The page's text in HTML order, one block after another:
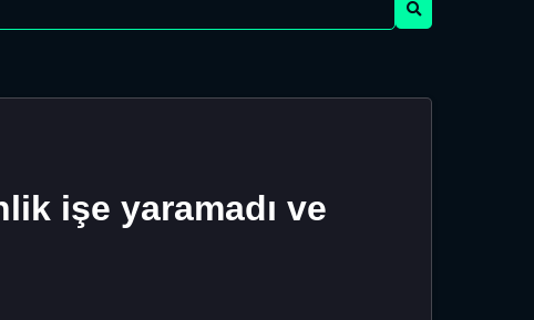
işe yaramadı ve